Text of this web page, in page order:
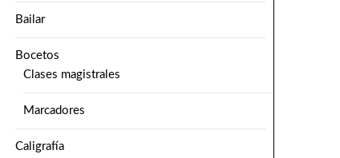
Bailar
Bocetos
Clases magistrales
Marcadores
Caligrafía